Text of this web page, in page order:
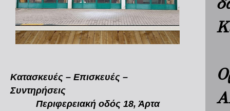
Κατασκευές – Επισκευές –
Συντηρήσεις
Περιφερειακή οδός 18, Άρτα